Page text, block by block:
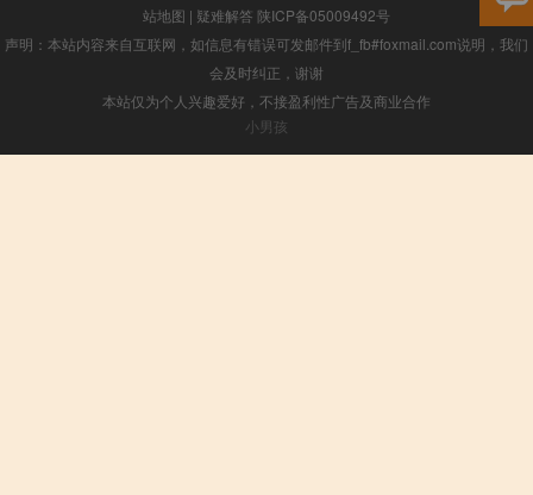
站地图 | 疑难解答 陕ICP备05009492号
声明：本站内容来自互联网，如信息有错误可发邮件到f_fb#foxmail.com说明，我们
会及时纠正，谢谢
本站仅为个人兴趣爱好，不接盈利性广告及商业合作
小男孩